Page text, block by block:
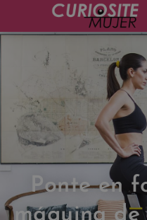
Ponte en
máquina